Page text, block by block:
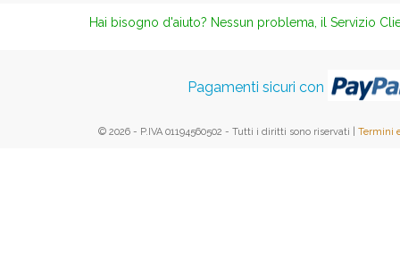
Hai bisogno d'aiuto? Nessun problema, il Servizio
Pagamenti sicuri con
© 2026 - P.IVA 01194560502 - Tutti i diritti sono riservati | Termini